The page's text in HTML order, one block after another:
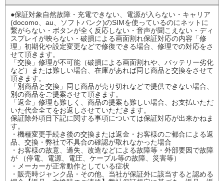
●保証対象自然故障・充電できない、電源が入らない・キャリア
(docomo、au、ソフトバンク)のSIMを使っているのにネットに
繋がらない・ボタンが全く反応しない・音声が聞こえない・ディ
スプレイが映らない・破損による画面割れ保証対応の内容「修
理」初期化や設定変更などで修復できる場合、修理での対応をさ
せて頂きます。
「交換」修理が不可能（破損による画面割れや、バッテリー劣化
など）または難しい場合、在庫があれば同じ商品と交換をさせて
頂きます。
「別商品と交換」同じ商品が売り切れなどで提供できない場合、
別の商品をご提案させて頂きます。
「返金」修理も難しく、商品の提案も難しい場合、お支払いただ
いた代金全てをお返しさせていただきます。
保証除外項目下記に関する事項については保証対応が出来かねま
す。
・機種変更手続き後の交換または返金・お客様のご都合による返
品、交換・弊社で不具合の確認が取れなかった場合
・お客様の故意、過失、改造などによる故障等・外部要因で故障
が （停電、電源、電圧、ケーブル等の故障、災害等）
・メーカーが正常動作としている症状
・販売時ジャンク品・その他、当社が保証外に該当すると認める